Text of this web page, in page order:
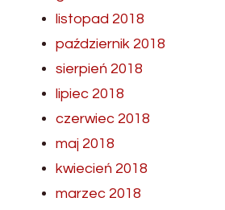
listopad 2018
październik 2018
sierpień 2018
lipiec 2018
czerwiec 2018
maj 2018
kwiecień 2018
marzec 2018